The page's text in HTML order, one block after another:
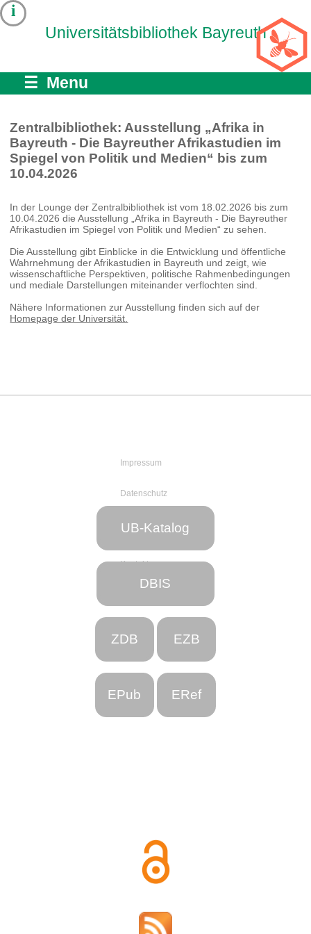
Universitätsbibliothek Bayreuth
i
☰ Menu
Zentralbibliothek: Ausstellung „Afrika in
Bayreuth - Die Bayreuther Afrikastudien im
Spiegel von Politik und Medien“ bis zum
10.04.2026
In der Lounge der Zentralbibliothek ist vom 18.02.2026 bis zum
10.04.2026 die Ausstellung „Afrika in Bayreuth - Die Bayreuther
Afrikastudien im Spiegel von Politik und Medien“ zu sehen.
Die Ausstellung gibt Einblicke in die Entwicklung und öffentliche
Wahrnehmung der Afrikastudien in Bayreuth und zeigt, wie
wissenschaftliche Perspektiven, politische Rahmenbedingungen
und mediale Darstellungen miteinander verflochten sind.
Nähere Informationen zur Ausstellung finden sich auf der
Homepage der Universität.
Impressum
Datenschutz
Web-Team
der UB
Kontakt
UB-Katalog
DBIS
ZDB EZB
EPub ERef